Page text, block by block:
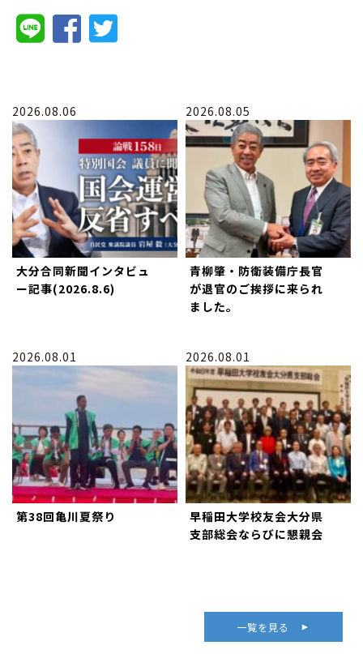
2026.08.06
大分合同新聞インタビュ
ー記事(2026.8.6)
2026.08.05
青柳肇・防衛装備庁長官
が退官のご挨拶に来られ
ました。
2026.08.01
第38回亀川夏祭り
2026.08.01
早稲田大学校友会大分県
支部総会ならびに懇親会
一覧を見る